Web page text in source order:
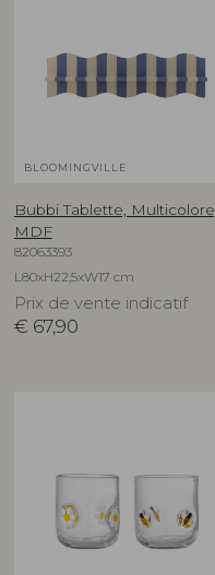
BLOOMINGVILLE
Bubbi Tablette, Multicolore,
MDF
82063393
L80xH22,5xW17 cm
Prix de vente indicatif
€ 67,90